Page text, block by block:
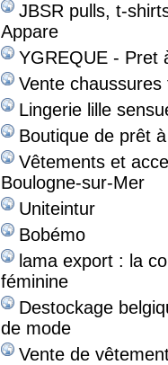
JBSR pulls, t-
Appare
YGREQUE - Pret
Vente chaussures
Lingerie lille
Boutique de prêt
Vêtements et
Boulogne-sur-Mer
Uniteintur
Bobémo
lama export : la
féminine
Destockage
de mode
Vente de